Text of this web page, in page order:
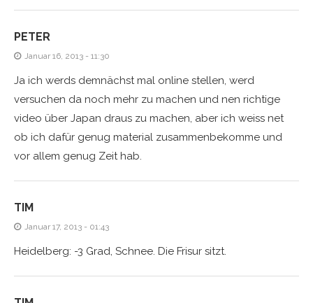
PETER
Januar 16, 2013 - 11:30
Ja ich werds demnächst mal online stellen, werd
versuchen da noch mehr zu machen und nen richtige
video über Japan draus zu machen, aber ich weiss net
ob ich dafür genug material zusammenbekomme und
vor allem genug Zeit hab.
TIM
Januar 17, 2013 - 01:43
Heidelberg: -3 Grad, Schnee. Die Frisur sitzt.